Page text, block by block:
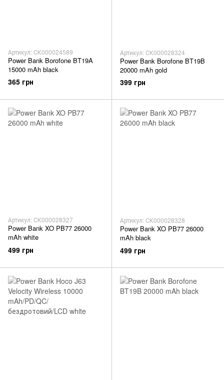
Артикул: СК000024589
Power Bank Borofone BT19A
15000 mAh black
365 грн
Артикул: СК000028324
Power Bank Borofone BT19B
20000 mAh gold
399 грн
Артикул: СК000028327
Power Bank XO PB77 26000
mAh white
499 грн
Артикул: СК000028328
Power Bank XO PB77 26000
mAh black
499 грн